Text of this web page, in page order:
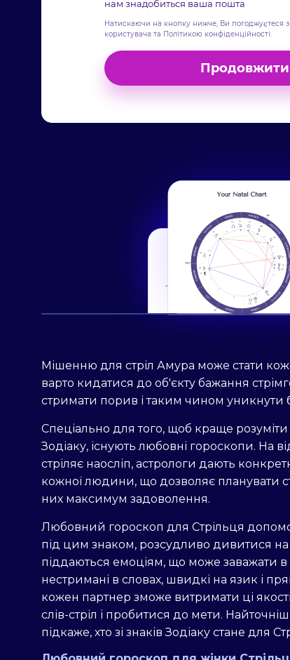
Мішенню для стріл Амура може стати
варто кидатися до об'єкту бажання
стримати порив і таким чином уникнути
Спеціально для того, щоб краще розуміти
Зодіаку, існують любовні гороскопи. На
стріляє наосліп, астрологи дають
кожної людини, що дозволяє планувати
них максимум задоволення.
Любовний гороскоп для Стрільця
під цим знаком, розсудливо дивитися на
піддаються емоціям, що може заважати в
нестримані в словах, швидкі на язик і
кожен партнер зможе витримати ці
слів-стріл і пробитися до мети.
підкаже, хто зі знаків Зодіаку стане для